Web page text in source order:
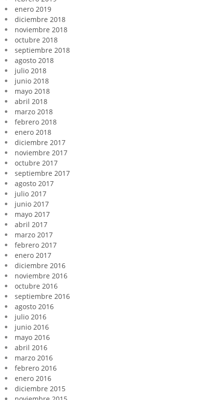
enero 2019
diciembre 2018
noviembre 2018
octubre 2018
septiembre 2018
agosto 2018
julio 2018
junio 2018
mayo 2018
abril 2018
marzo 2018
febrero 2018
enero 2018
diciembre 2017
noviembre 2017
octubre 2017
septiembre 2017
agosto 2017
julio 2017
junio 2017
mayo 2017
abril 2017
marzo 2017
febrero 2017
enero 2017
diciembre 2016
noviembre 2016
octubre 2016
septiembre 2016
agosto 2016
julio 2016
junio 2016
mayo 2016
abril 2016
marzo 2016
febrero 2016
enero 2016
diciembre 2015